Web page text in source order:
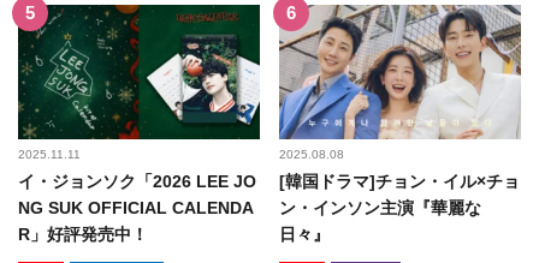
2025.11.11
イ・ジョンソク「2026 LEE JO
NG SUK OFFICIAL CALENDA
R」好評発売中！
2025.08.08
[韓国ドラマ]チョン・イル×チョ
ン・インソン主演『華麗な
日々』